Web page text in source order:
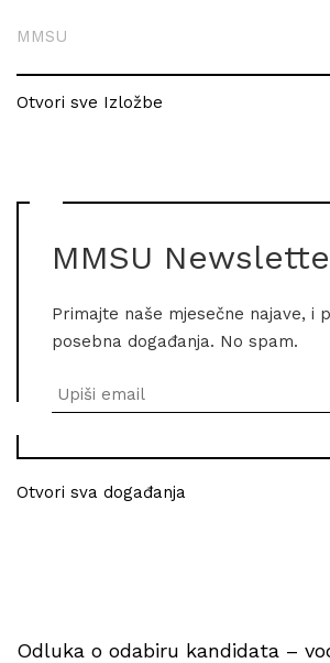
MMSU
Otvori sve Izložbe
MMSU
Primajte naše mjesečne najave, i
posebna događanja. No spam.
Otvori sva događanja
Odluka o odabiru kandidata –